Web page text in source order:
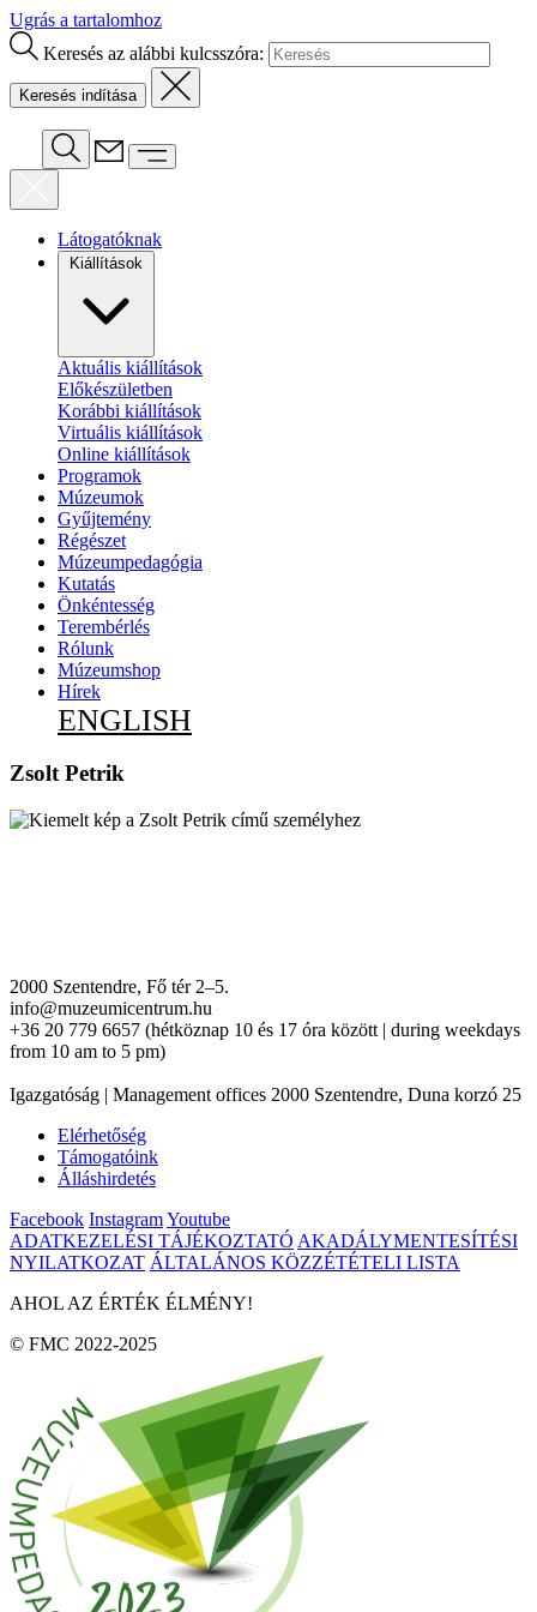
Ugrás a tartalomhoz
Keresés az alábbi kulcsszóra:
Látogatóknak
Kiállítások
Aktuális kiállítások
Előkészületben
Korábbi kiállítások
Virtuális kiállítások
Online kiállítások
Programok
Múzeumok
Gyűjtemény
Régészet
Múzeumpedagógia
Kutatás
Önkéntesség
Terembérlés
Rólunk
Múzeumshop
Hírek
ENGLISH
Zsolt Petrik
2000 Szentendre, Fő tér 2–5.
info@muzeumicentrum.hu
+36 20 779 6657 (hétköznap 10 és 17 óra között | during weekdays
from 10 am to 5 pm)
Igazgatóság | Management offices 2000 Szentendre, Duna korzó 25
Elérhetőség
Támogatóink
Álláshirdetés
Facebook InstagramYoutube
ADATKEZELÉSI TÁJÉKOZTATÓ AKADÁLYMENTESÍTÉSI
NYILATKOZAT ÁLTALÁNOS KÖZZÉTÉTELI LISTA
AHOL AZ ÉRTÉK ÉLMÉNY!
© FMC 2022-2025